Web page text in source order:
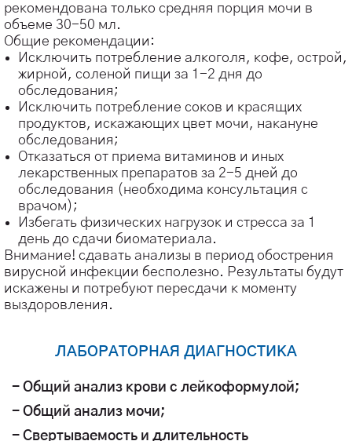
рекомендована только средняя порция мочи в
объеме 30-50 мл.
Общие рекомендации:
Исключить потребление алкоголя, кофе, острой,
жирной, соленой пищи за 1-2 дня до
обследования;
Исключить потребление соков и красящих
продуктов, искажающих цвет мочи, накануне
обследования;
Отказаться от приема витаминов и иных
лекарственных препаратов за 2-5 дней до
обследования (необходима консультация с
врачом);
Избегать физических нагрузок и стресса за 1
день до сдачи биоматериала.
Внимание! сдавать анализы в период обострения
вирусной инфекции бесполезно. Результаты будут
искажены и потребуют пересдачи к моменту
выздоровления.
ЛАБОРАТОРНАЯ ДИАГНОСТИКА
- Общий анализ крови с лейкоформулой;
- Общий анализ мочи;
- Свертываемость и длительность